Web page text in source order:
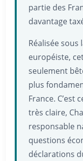
partie des
davantage
Réalisée sous
européiste,
seulement
plus
France. C’est
très claire,
responsable
questions
déclarations